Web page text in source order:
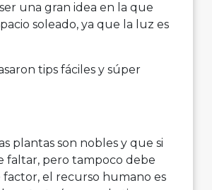
una gran idea en la que
soleado, ya que la luz es
tips fáciles y súper
plantas son nobles y que si
faltar, pero tampoco debe
el recurso humano es